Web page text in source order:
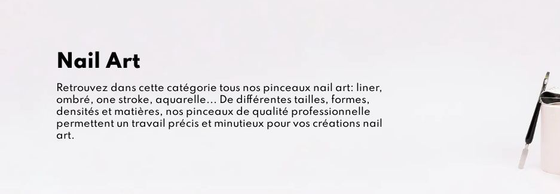
Nail Art
Retrouvez dans cette catégorie tous nos pinceaux nail art: liner,
ombré, one stroke, aquarelle... De différentes tailles, formes,
densités et matières, nos pinceaux de qualité professionnelle
permettent un travail précis et minutieux pour vos créations nail
art.